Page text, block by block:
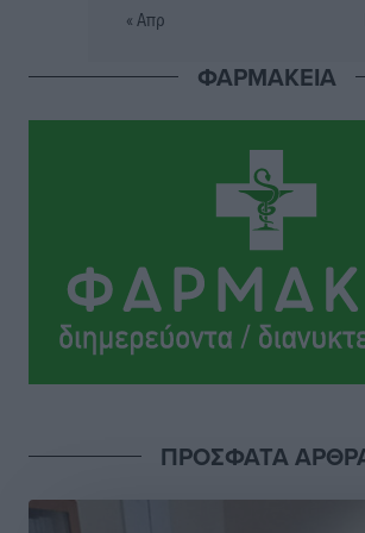
Άρης Αρχαγγέλου: Στο πλευρό του
πριν 15 ώρες
Κλεάνθης: Έτοιμες οι κάρτες
Αθλητικά• πριν 16 ώρες
Ατρόμητος Διμυλιάς: Ο Μαργαρίτης
Γ.Σ. Διαγόρας: Επέστρεψε στις
Παπαεμμανουήλ
« Απρ
ΦΑΡΜΑΚΕΙΑ
ΠΡΟΣΦΑΤΑ